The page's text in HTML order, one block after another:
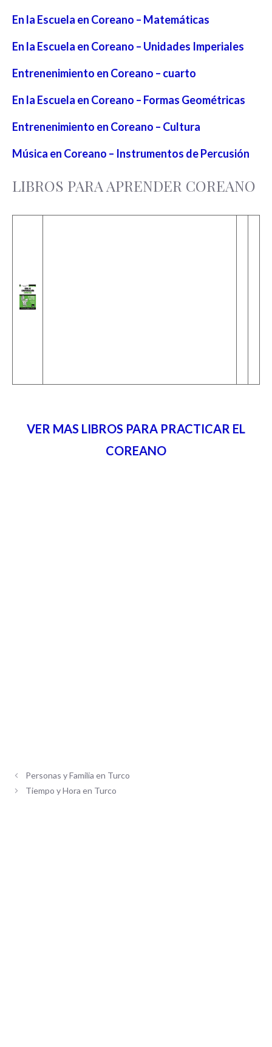
En la Escuela en Coreano – Matemáticas
En la Escuela en Coreano – Unidades Imperiales
Entrenenimiento en Coreano – cuarto
En la Escuela en Coreano – Formas Geométricas
Entrenenimiento en Coreano – Cultura
Música en Coreano – Instrumentos de Percusión
LIBROS PARA APRENDER COREANO
VER MAS LIBROS PARA PRACTICAR EL
COREANO
Personas y Familia en Turco
Tiempo y Hora en Turco